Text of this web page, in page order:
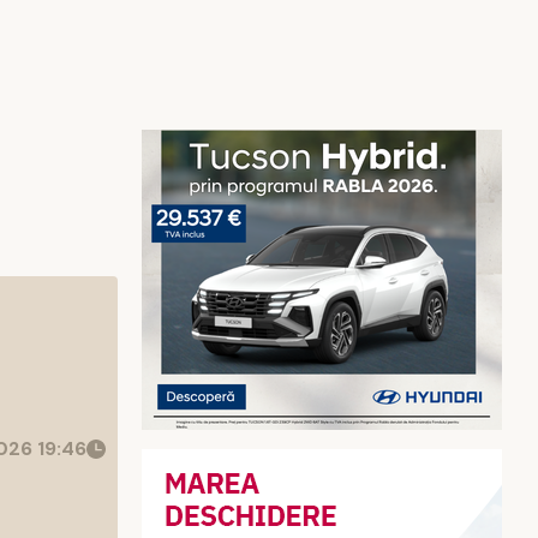
19:46